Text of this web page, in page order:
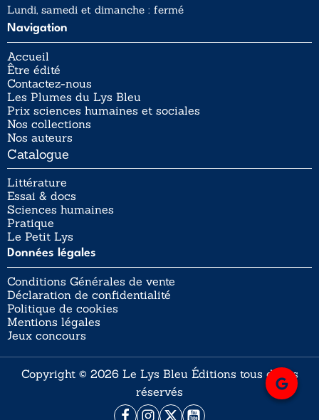
Lundi, samedi et dimanche : fermé
Navigation
Accueil
Être édité
Contactez-nous
Les Plumes du Lys Bleu
Prix sciences humaines et sociales
Nos collections
Nos auteurs
Catalogue
Littérature
Essai & docs
Sciences humaines
Pratique
Le Petit Lys
Données légales
Conditions Générales de vente
Déclaration de confidentialité
Politique de cookies
Mentions légales
Jeux concours
Copyright © 2026 Le Lys Bleu Éditions tous droits
réservés